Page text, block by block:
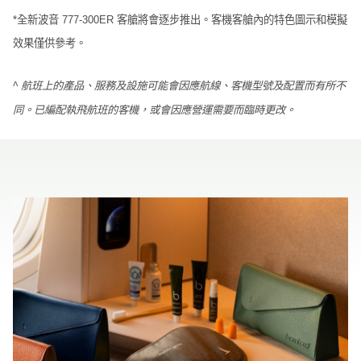
*全新波音 777-300ER 客艙將會逐步推出。客機客艙內的特色圖示和模擬
效果僅供參考。
^ 航班上的產品、服務及設施可能會因應航線、客機型號及配置而有所不
同。已編配執飛航班的客機，或會因應營運需要而臨時更改。